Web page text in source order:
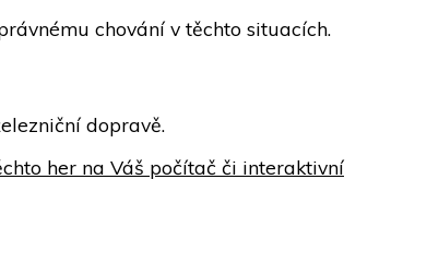
chování v těchto situacích.
dopravě.
her na Váš počítač či interaktivní